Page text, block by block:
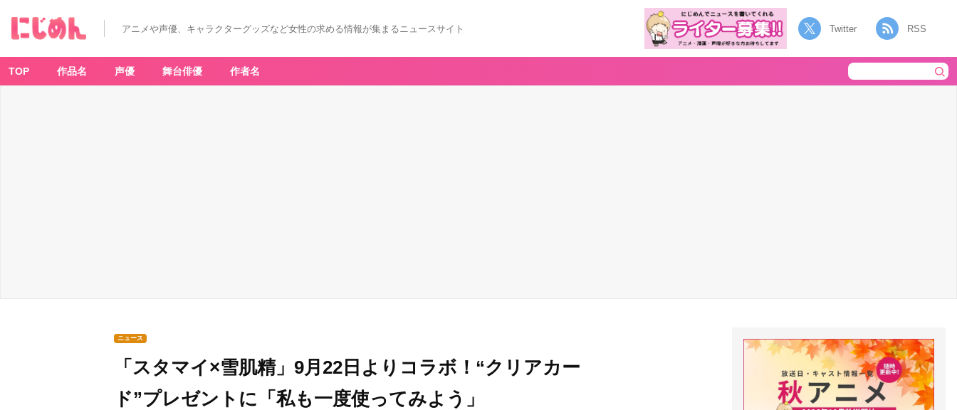
アニメや声優、キャラクターグッズなど女性の求める情報が集まるニュースサイト Twitter RSS
TOP 作品名 声優 舞台俳優 作者名
ニュース
「スタマイ×雪肌精」9月22日よりコラボ！“クリアカー
ド”プレゼントに「私も一度使ってみよう」